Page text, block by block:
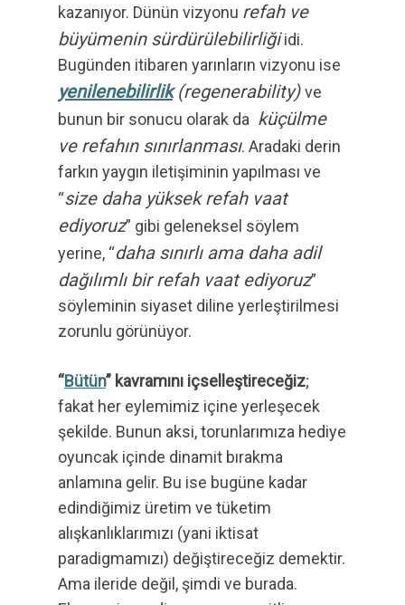
kazanıyor. Dünün vizyonu refah ve
büyümenin sürdürülebilirliğiidi.
Bugünden itibaren yarınların vizyonu ise
yenilenebilirlik(regenerability)ve
bunun bir sonucu olarak da küçülme
ve refahın sınırlanması. Aradaki derin
farkın yaygın iletişiminin yapılması ve
“size daha yüksek refah vaat
ediyoruz” gibi geleneksel söylem
yerine, “daha sınırlı ama daha adil
dağılımlı bir refah vaat ediyoruz”
söyleminin siyaset diline yerleştirilmesi
zorunlu görünüyor.
“Bütün” kavramını içselleştireceğiz;
fakat her eylemimiz içine yerleşecek
şekilde. Bunun aksi, torunlarımıza hediye
oyuncak içinde dinamit bırakma
anlamına gelir. Bu ise bugüne kadar
edindiğimiz üretim ve tüketim
alışkanlıklarımızı (yani iktisat
paradigmamızı) değiştireceğiz demektir.
Ama ileride değil, şimdi ve burada.